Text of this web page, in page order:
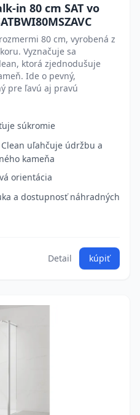
in 80 cm SAT vo
80 cm, vyrobená z
Vyznačuje sa
ktorá zjednodušuje
Ide o pevný,
pre ľavú aj pravú
súkromie
uľahčuje údržbu a
kameňa
orientácia
a dostupnosť náhradných
Detail kúpiť